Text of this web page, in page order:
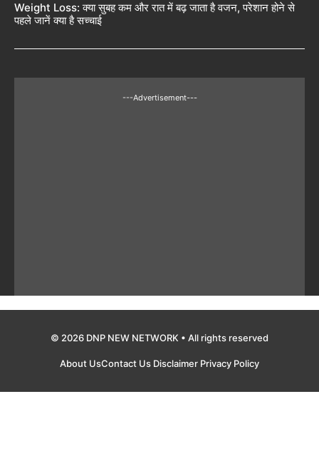
Weight Loss: क्या सुबह कम और रात में बढ़ जाता है वजन, परेशान होने से
पहले जानें क्या है सच्चाई
---Advertisement---
© 2026 DNP NEW NETWORK • All rights reserved
About UsContact Us Disclaimer Privacy Policy